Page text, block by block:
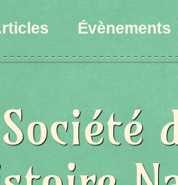
Évènements
Société